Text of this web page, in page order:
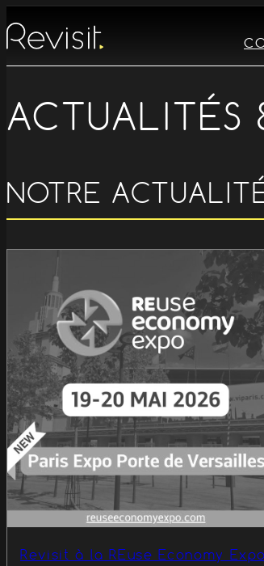
ACTUALITÉS
NOTRE
Revisit à la REuse Economy Expo